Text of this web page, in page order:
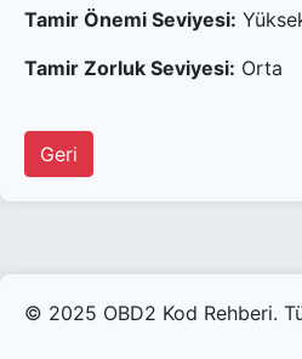
Tamir Önemi Seviyesi:
Tamir Zorluk Seviyesi: Orta
Geri
© 2025 OBD2 Kod Rehberi.